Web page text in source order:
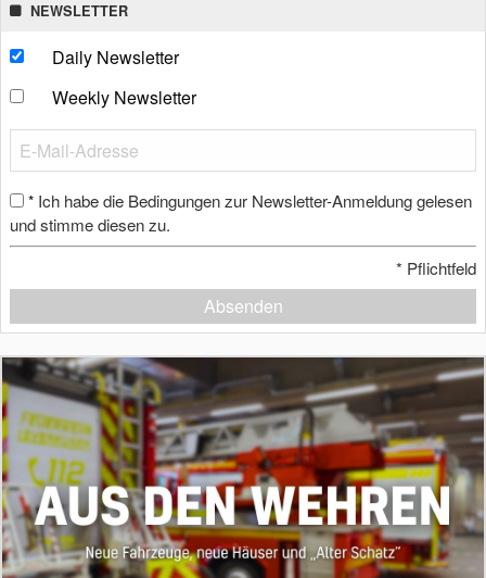
NEWSLETTER
Daily Newsletter
Weekly Newsletter
* Ich habe die Bedingungen zur Newsletter-Anmeldung gelesen
und stimme diesen zu.
* Pflichtfeld
Absenden